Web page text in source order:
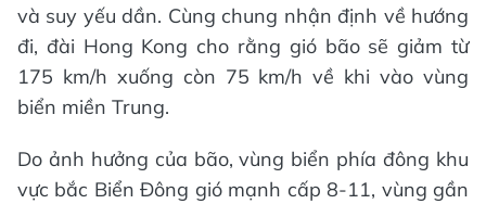
và suy yếu dần. Cùng chung nhận định về hướng
đi, đài Hong Kong cho rằng gió bão sẽ giảm từ
175 km/h xuống còn 75 km/h về khi vào vùng
biển miền Trung.
Do ảnh hưởng của bão, vùng biển phía đông khu
vực bắc Biển Đông gió mạnh cấp 8-11, vùng gần